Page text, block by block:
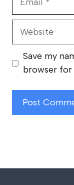
Website
Save my
browser